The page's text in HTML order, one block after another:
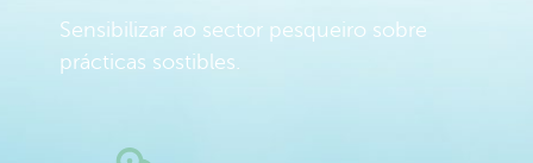
Sensibilizar ao sector pesqueiro sobre
prácticas sostibles.